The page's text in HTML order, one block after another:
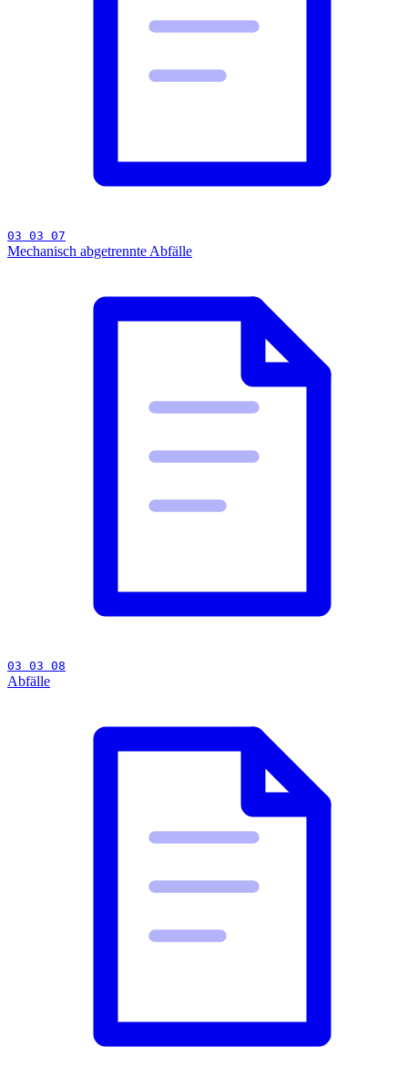
03 03 07
Mechanisch abgetrennte Abfälle
03 03 08
Abfälle